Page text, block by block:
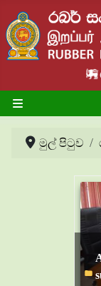
මුල් පිටුව
An mou